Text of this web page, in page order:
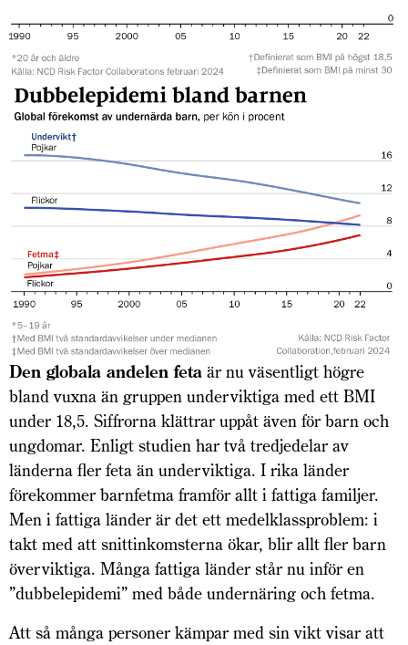
Den globala andelen feta är nu väsentligt högre
bland vuxna än gruppen underviktiga med ett BMI
under 18,5. Siffrorna klättrar uppåt även för barn och
ungdomar. Enligt studien har två tredjedelar av
länderna fler feta än underviktiga. I rika länder
förekommer barnfetma framför allt i fattiga familjer.
Men i fattiga länder är det ett medelklassproblem: i
takt med att snittinkomsterna ökar, blir allt fler barn
överviktiga. Många fattiga länder står nu inför en
”dubbelepidemi” med både undernäring och fetma.
Att så många personer kämpar med sin vikt visar att